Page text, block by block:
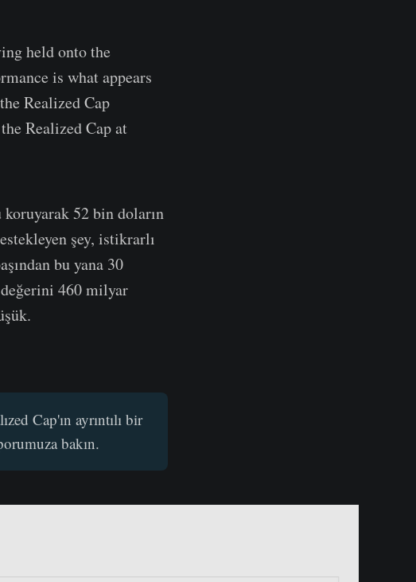
held onto the
is what appears
Realized Cap
Realized Cap at
koruyarak 52 bin doların
şey, istikrarlı
bu yana 30
460 milyar
Cap'ın ayrıntılı bir
bakın.